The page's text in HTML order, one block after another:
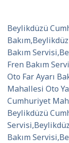
Beylikdüzü
Bakım
Fren Bakım
Oto Far Ayarı
Mahallesi Oto
Cumhuriyet
Beylikdüzü
Bakım